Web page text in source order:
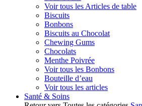
Voir tous les Articles de table
Biscuits
Bonbons
Biscuits au Chocolat
Chewing Gums
Chocolats
Menthe Poivrée
Voir tous les Bonbons
Bouteille d’eau
Voir tous les articles
Santé & Soins